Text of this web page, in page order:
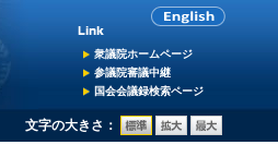
衆議院ホームページ
参議院審議中継
国会会議録検索ページ
文字の大きさ：